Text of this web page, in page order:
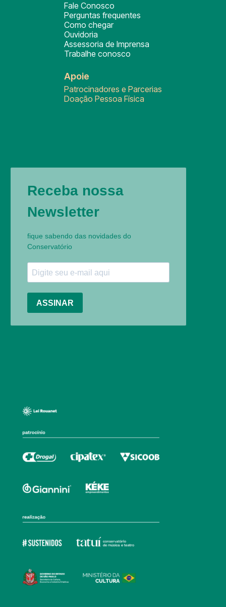
Fale Conosco
Perguntas frequentes
Como chegar
Ouvidoria
Assessoria de Imprensa
Trabalhe conosco
Apoie
Patrocinadores e Parcerias
Doação Pessoa Física